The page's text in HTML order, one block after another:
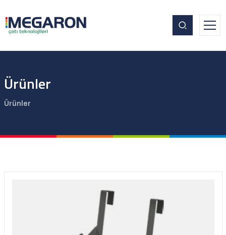
Ürünler
Ürünler